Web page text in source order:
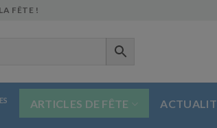
FÊTE !
ARTICLES DE FÊTE